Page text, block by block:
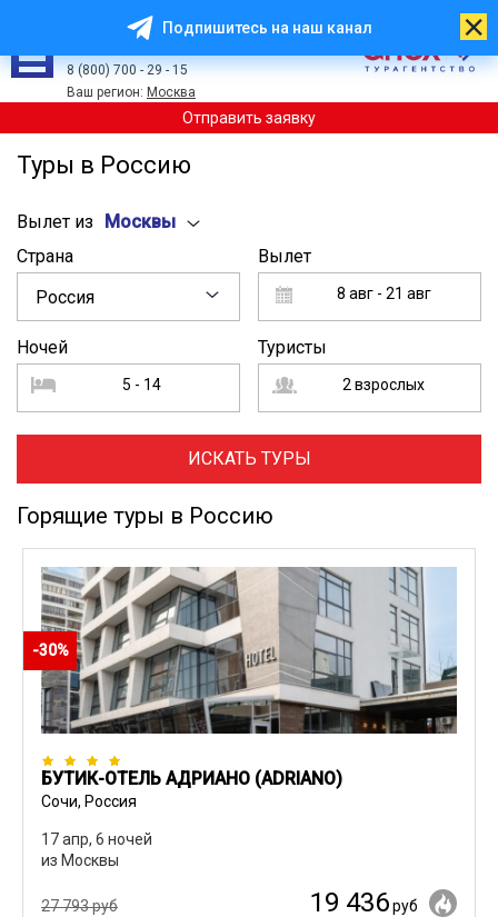
8 (800) 700 - 29 - 15
Ваш регион: Москва
Отправить заявку
Туры в Россию
Вылет из
Москвы
Страна
Россия
Вылет
8 авг - 21 авг
Ночей
5 - 14
Туристы
2 взрослых
Горящие туры в Россию
-30%
БУТИК-ОТЕЛЬ АДРИАНО (ADRIANO)
Сочи, Россия
17 апр, 6 ночей
из Москвы
27 793 руб 19 436руб
Подпишитесь на наш канал